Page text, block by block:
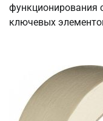
функционирования
ключевых